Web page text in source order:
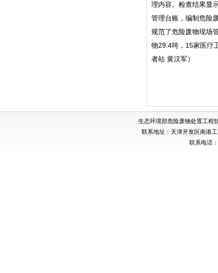
理内容。检查结果显
管理台账，编制危险
规范了危险废物现场
物29.4吨，15家医疗
者站 黄汉军）
生态环境部危险废物处置工
联系地址：天津开发区南港
联系电话